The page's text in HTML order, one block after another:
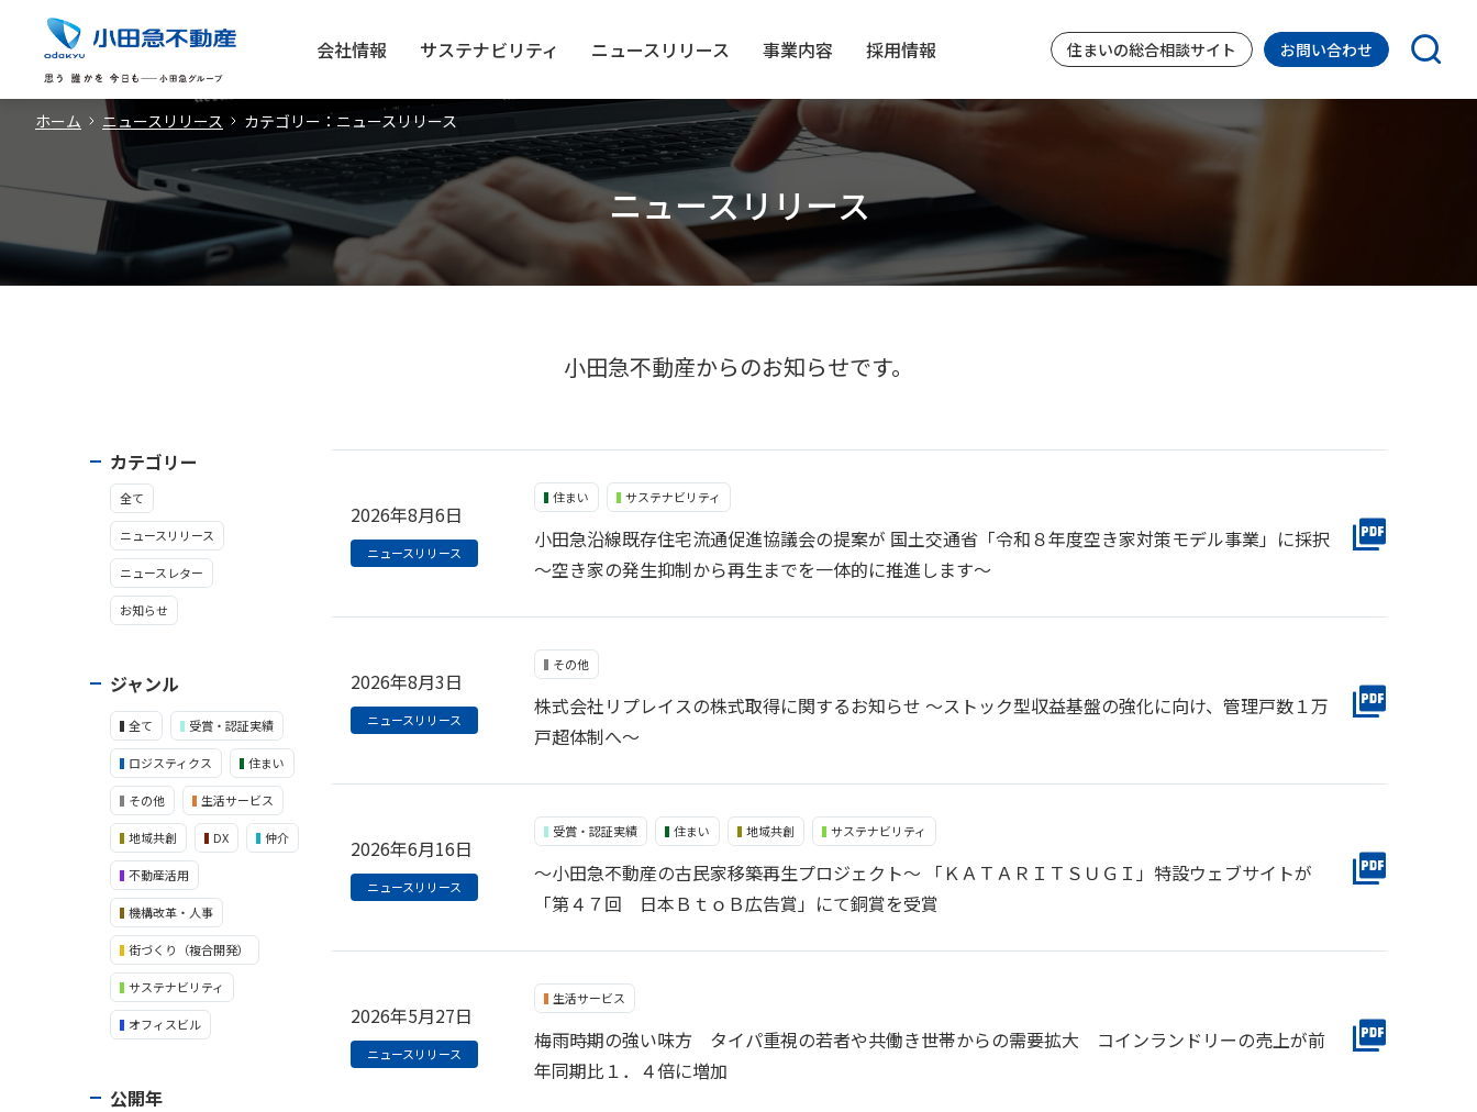
会社情報 サステナビリティ ニュースリリース 事業内容 採用情報 住まいの総合相談サイト お問い合わせ
ホーム ニュースリリース カテゴリー：ニュースリリース
ニュースリリース
小田急不動産からのお知らせです。
カテゴリー
全て
ニュースリリース
ニュースレター
お知らせ
ジャンル
全て 受賞・認証実績
ロジスティクス 住まい
その他 生活サービス
地域共創 DX 仲介
不動産活用
機構改革・人事
街づくり（複合開発）
サステナビリティ
オフィスビル
公開年
2026年8月6日
ニュースリリース
住まい サステナビリティ
小田急沿線既存住宅流通促進協議会の提案が 国土交通省「令和８年度空き家対策モデル事業」に採択
～空き家の発生抑制から再生までを一体的に推進します～
2026年8月3日
ニュースリリース
その他
株式会社リプレイスの株式取得に関するお知らせ ～ストック型収益基盤の強化に向け、管理戸数１万
戸超体制へ～
2026年6月16日
ニュースリリース
受賞・認証実績 住まい 地域共創 サステナビリティ
～小田急不動産の古民家移築再生プロジェクト～ 「ＫＡＴＡＲＩＴＳＵＧＩ」特設ウェブサイトが
「第４７回 日本ＢｔｏＢ広告賞」にて銅賞を受賞
2026年5月27日
ニュースリリース
生活サービス
梅雨時期の強い味方 タイパ重視の若者や共働き世帯からの需要拡大 コインランドリーの売上が前
年同期比１．４倍に増加